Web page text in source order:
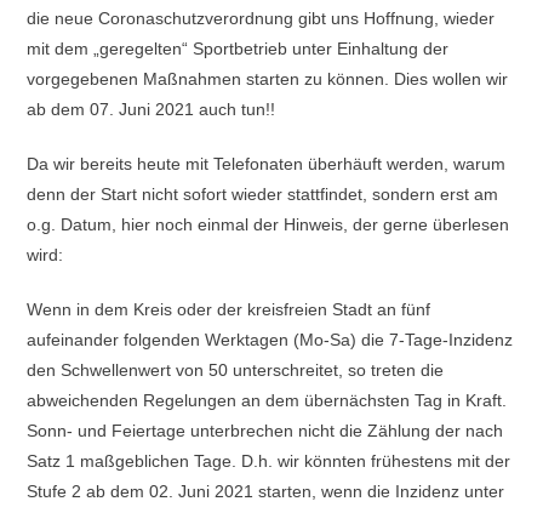
die neue Coronaschutzverordnung gibt uns Hoffnung, wieder
mit dem „geregelten“ Sportbetrieb unter Einhaltung der
vorgegebenen Maßnahmen starten zu können. Dies wollen wir
ab dem 07. Juni 2021 auch tun!!
Da wir bereits heute mit Telefonaten überhäuft werden, warum
denn der Start nicht sofort wieder stattfindet, sondern erst am
o.g. Datum, hier noch einmal der Hinweis, der gerne überlesen
wird:
Wenn in dem Kreis oder der kreisfreien Stadt an fünf
aufeinander folgenden Werktagen (Mo-Sa) die 7-Tage-Inzidenz
den Schwellenwert von 50 unterschreitet, so treten die
abweichenden Regelungen an dem übernächsten Tag in Kraft.
Sonn- und Feiertage unterbrechen nicht die Zählung der nach
Satz 1 maßgeblichen Tage. D.h. wir könnten frühestens mit der
Stufe 2 ab dem 02. Juni 2021 starten, wenn die Inzidenz unter